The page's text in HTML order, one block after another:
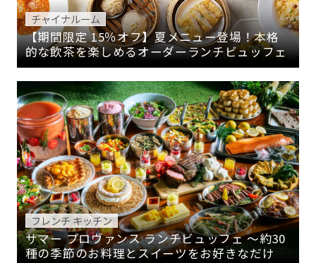
チャイナルーム
【期間限定 15％オフ】夏メニュー登場！本格
的な飲茶を楽しめるオーダーランチビュッフェ
フレンチ キッチン
サマー プロヴァンス ランチビュッフェ ～約30
種の季節のお料理とスイーツをお好きなだけ